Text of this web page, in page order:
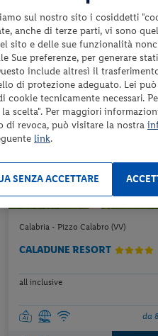
Check-in
il 18/09/26 da
a
Calabria - Pizzo Calabro (VV)
CALADUNE RESORT
all inclusive
da
sul nostro sito i cosiddetti
anche di terze parti, vi sono
sito e delle sue funzionalità
Sue preferenze, per generare
include altresì il
di protezione adeguato. Lei
tecnicamente necessari.
scelta". Per maggiori
revoca, può visitare la nostra
link.
SENZA ACCETTARE